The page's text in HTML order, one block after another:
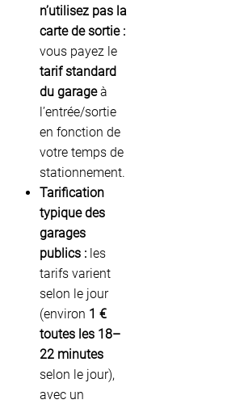
n’utilisez pas la
carte de sortie :
vous payez le
tarif standard
du garageà
l’entrée/sortie
en fonction de
votre temps de
stationnement.
Tarification
typique des
garages
publics : les
tarifs varient
selon le jour
(environ 1 €
toutes les 18–
22 minutes
selon le jour),
avec un